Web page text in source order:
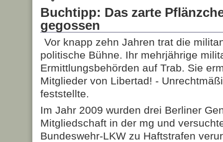
Buchtipp: Das zarte
gegossen
Vor knapp zehn Jahren trat die
politische Bühne. Ihr mehrjährige
Ermittlungsbehörden auf Trab. Sie
Mitglieder von Libertad! -
feststellte.
Im Jahr 2009 wurden drei Berliner
Mitgliedschaft in der mg und
Bundeswehr-LKW zu Haftstrafen